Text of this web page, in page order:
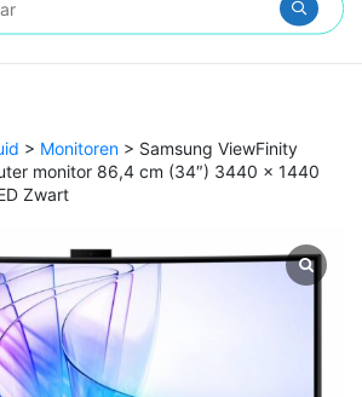
> Monitoren > Samsung ViewFinity
monitor 86,4 cm (34″) 3440 x 1440
Zwart